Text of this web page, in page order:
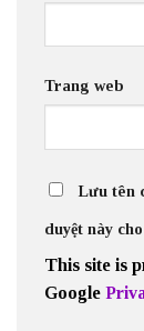
Trang web
Lưu tên
duyệt này
This site is
Google